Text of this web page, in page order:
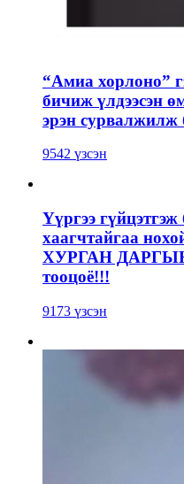
“Амиа хорлоно”
бичиж үлдээсэн
эрэн сурвалжилж
9542 үзсэн
Үүргээ
хаагчтайгаа
ХУРГАН ДАРГЫН
тооцоё!!!
9173 үзсэн